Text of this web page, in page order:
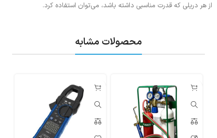
از هر دریلی که قدرت مناسبی داشته باشد، می‌توان استفاده کرد.
محصولات مشابه